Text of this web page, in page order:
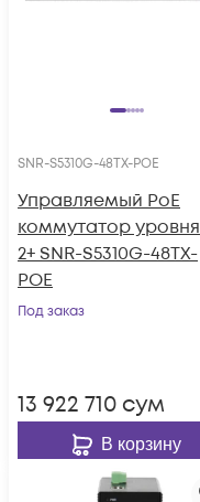
SNR-S5310G-48TX-POE
Управляемый PoE
коммутатор уровня
2+ SNR-S5310G-48TX-
POE
Под заказ
13 922 710 сум
В корзину